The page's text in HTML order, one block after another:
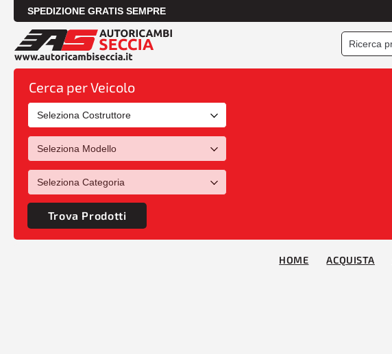
SPEDIZIONE GRATIS SEMPRE
Cerca per Veicolo
Trova Prodotti
HOME ACQUISTA